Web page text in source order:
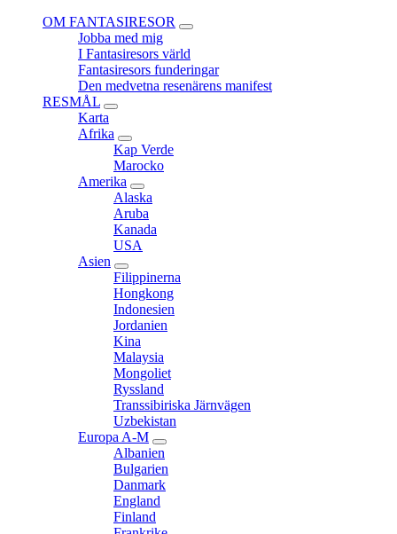
OM FANTASIRESOR
expand
menu
Jobba med mig
I Fantasiresors värld
Fantasiresors funderingar
Den medvetna resenärens manifest
RESMÅL
expand
menu
Karta
Afrika
expand
child
menu
Kap Verde
Marocko
Amerika
expand
child
menu
Alaska
Aruba
Kanada
USA
Asien
expand
child
menu
Filippinerna
Hongkong
Indonesien
Jordanien
Kina
Malaysia
Mongoliet
Ryssland
Transsibiriska Järnvägen
Uzbekistan
Europa A-M
expand
child
menu
Albanien
Bulgarien
Danmark
England
Finland